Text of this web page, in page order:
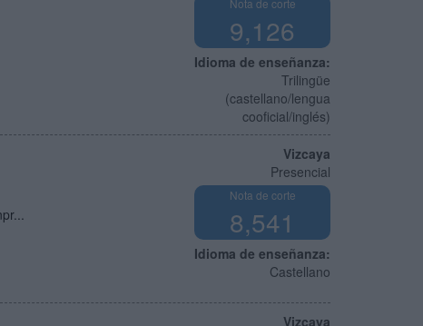
Nota de corte
9,126
Idioma de enseñanza:
Trilingüe
(castellano/lengua
cooficial/inglés)
Vizcaya
Presencial
Nota de corte
8,541
Idioma de enseñanza:
Castellano
Vizcaya